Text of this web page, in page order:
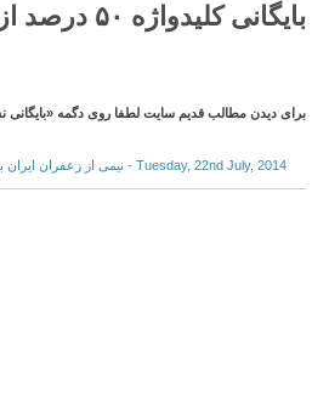
بایگانی کلیدواژه ۵۰ درصد از محصول زعفران ایران
برای دیدن مطالب قدیم سایت لطفا روی دگمه
Tuesday, 22nd July, 2014 - نیمی از ‌زعفران ایران به نام اسپانیا و امارات صادر می‌شود